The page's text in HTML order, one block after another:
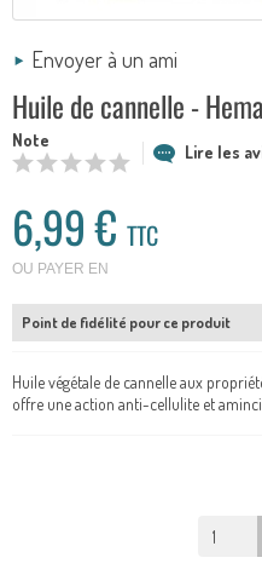
Envoyer à un ami
Huile de cannelle -
Note
Lire les
6,99 € TTC
OU PAYER EN
Point de fidélité pour ce produit
Huile végétale de cannelle aux
offre une action anti-cellulite et